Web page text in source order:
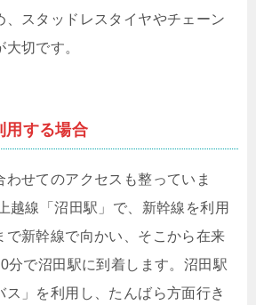
、スタッドレスタイヤやチェーン
切です。
用する場合
わせてのアクセスも整っていま
越線「沼田駅」で、新幹線を利用
で新幹線で向かい、そこから在来
分で沼田駅に到着します。沼田駅
ス」を利用し、たんばら方面行き